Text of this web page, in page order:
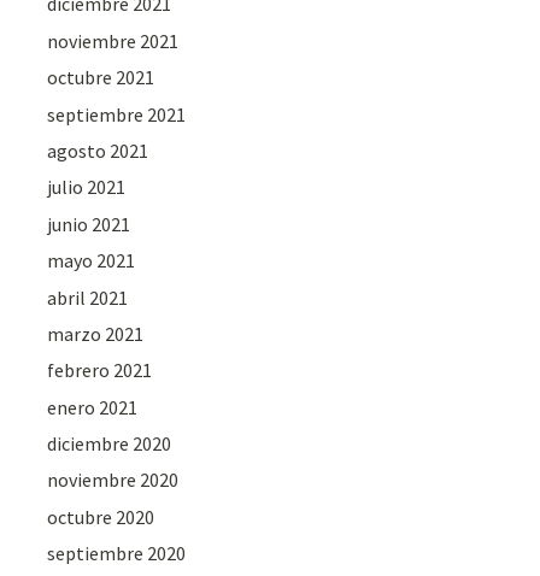
noviembre 2021
octubre 2021
septiembre 2021
agosto 2021
julio 2021
junio 2021
mayo 2021
abril 2021
marzo 2021
febrero 2021
enero 2021
diciembre 2020
noviembre 2020
octubre 2020
septiembre 2020